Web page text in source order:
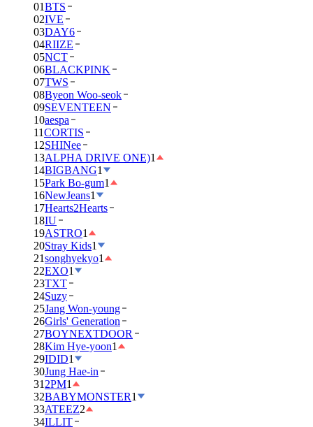
01BTS
02IVE
03DAY6
04RIIZE
05NCT
06BLACKPINK
07TWS
08Byeon Woo-seok
09SEVENTEEN
10aespa
11CORTIS
12SHINee
13ALPHA DRIVE ONE)1
14BIGBANG1
15Park Bo-gum1
16NewJeans1
17Hearts2Hearts
18IU
19ASTRO1
20Stray Kids1
21songhyekyo1
22EXO1
23TXT
24Suzy
25Jang Won-young
26Girls' Generation
27BOYNEXTDOOR
28Kim Hye-yoon1
29IDID1
30Jung Hae-in
31 2PM1
32BABYMONSTER1
33ATEEZ2
34ILLIT